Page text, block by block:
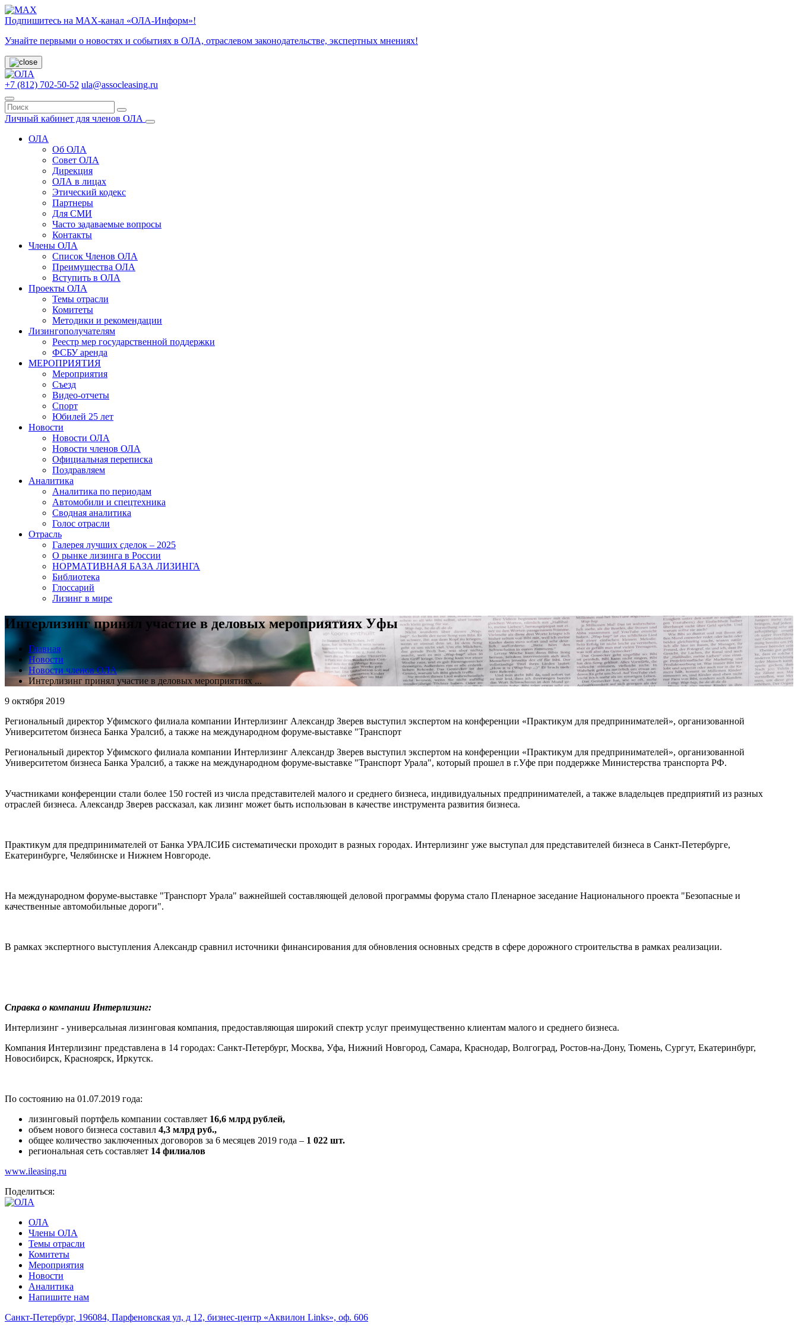
Подпишитесь на МАХ-канал «ОЛА-Информ»!
Узнайте первыми о новостях и событиях в ОЛА, отраслевом законодательстве, экспертных мнениях!
+7 (812) 702-50-52 ula@assocleasing.ru
Личный кабинет для членов ОЛА
ОЛА
Об ОЛА
Совет ОЛА
Дирекция
ОЛА в лицах
Этический кодекс
Партнеры
Для СМИ
Часто задаваемые вопросы
Контакты
Члены ОЛА
Список Членов ОЛА
Преимущества ОЛА
Вступить в ОЛА
Проекты ОЛА
Темы отрасли
Комитеты
Методики и рекомендации
Лизингополучателям
Реестр мер государственной поддержки
ФСБУ аренда
МЕРОПРИЯТИЯ
Мероприятия
Съезд
Видео-отчеты
Спорт
Юбилей 25 лет
Новости
Новости ОЛА
Новости членов ОЛА
Официальная переписка
Поздравляем
Аналитика
Аналитика по периодам
Автомобили и спецтехника
Сводная аналитика
Голос отрасли
Отрасль
Галерея лучших сделок – 2025
О рынке лизинга в России
НОРМАТИВНАЯ БАЗА ЛИЗИНГА
Библиотека
Глоссарий
Лизинг в мире
Интерлизинг принял участие в деловых мероприятиях Уфы
Главная
Новости
Новости членов ОЛА
Интерлизинг принял участие в деловых мероприятиях ...
9 октября 2019
Региональный директор Уфимского филиала компании Интерлизинг Александр Зверев выступил экспертом на конференции «Практикум для предпринимателей», организованной
Университетом бизнеса Банка Уралсиб, а также на международном форуме-выставке "Транспорт
Региональный директор Уфимского филиала компании Интерлизинг Александр Зверев выступил экспертом на конференции «Практикум для предпринимателей», организованной
Университетом бизнеса Банка Уралсиб, а также на международном форуме-выставке "Транспорт Урала", который прошел в г.Уфе при поддержке Министерства транспорта РФ.
Участниками конференции стали более 150 гостей из числа представителей малого и среднего бизнеса, индивидуальных предпринимателей, а также владельцев предприятий из разных
отраслей бизнеса. Александр Зверев рассказал, как лизинг может быть использован в качестве инструмента развития бизнеса.
Практикум для предпринимателей от Банка УРАЛСИБ систематически проходит в разных городах. Интерлизинг уже выступал для представителей бизнеса в Санкт-Петербурге,
Екатеринбурге, Челябинске и Нижнем Новгороде.
На международном форуме-выставке "Транспорт Урала" важнейшей составляющей деловой программы форума стало Пленарное заседание Национального проекта "Безопасные и
качественные автомобильные дороги".
В рамках экспертного выступления Александр сравнил источники финансирования для обновления основных средств в сфере дорожного строительства в рамках реализации.
Справка о компании Интерлизинг:
Интерлизинг - универсальная лизинговая компания, предоставляющая широкий спектр услуг преимущественно клиентам малого и среднего бизнеса.
Компания Интерлизинг представлена в 14 городах: Санкт-Петербург, Москва, Уфа, Нижний Новгород, Самара, Краснодар, Волгоград, Ростов-на-Дону, Тюмень, Сургут, Екатеринбург,
Новосибирск, Красноярск, Иркутск.
По состоянию на 01.07.2019 года:
лизинговый портфель компании составляет 16,6 млрд рублей,
объем нового бизнеса составил 4,3 млрд руб.,
общее количество заключенных договоров за 6 месяцев 2019 года – 1 022 шт.
региональная сеть составляет 14 филиалов
www.ileasing.ru
Поделиться:
ОЛА
Члены ОЛА
Темы отрасли
Комитеты
Мероприятия
Новости
Аналитика
Напишите нам
Санкт-Петербург, 196084, Парфеновская ул, д 12, бизнес-центр «Аквилон Links», оф. 606